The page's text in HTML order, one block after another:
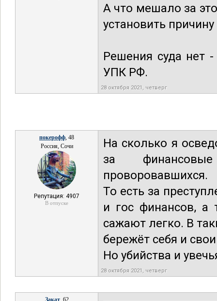
А что мешало за
установить
Решения суда нет
УПК РФ.
28 октября 2021, четверг
покерофф, 48
Россия, Сочи
Репутация: 4907
В отпуске
На сколько я
за
проворовавшихся.
То есть за
и гос финансов, а
сажают легко. В
бережёт себя и
Но убийства и
28 октября 2021, четверг
Закат, 62